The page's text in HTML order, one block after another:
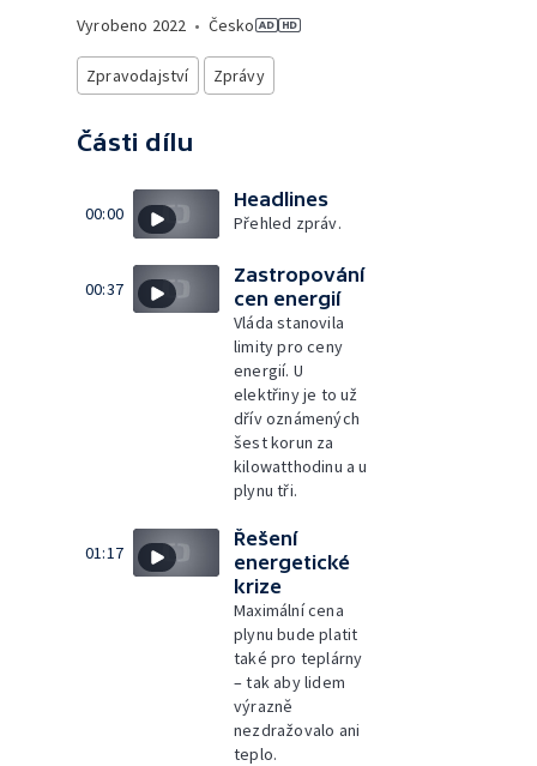
Vyrobeno 2022 • Česko
Zpravodajství Zprávy
Části dílu
00:00
Headlines
Přehled zpráv.
00:37
Zastropování
cen energií
Vláda stanovila
limity pro ceny
energií. U
elektřiny je to už
dřív oznámených
šest korun za
kilowatthodinu a u
plynu tři.
01:17
Řešení
energetické
krize
Maximální cena
plynu bude platit
také pro teplárny
– tak aby lidem
výrazně
nezdražovalo ani
teplo.